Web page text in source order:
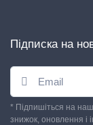
Підписка на
* Підпишіться на
знижок, оновлення і